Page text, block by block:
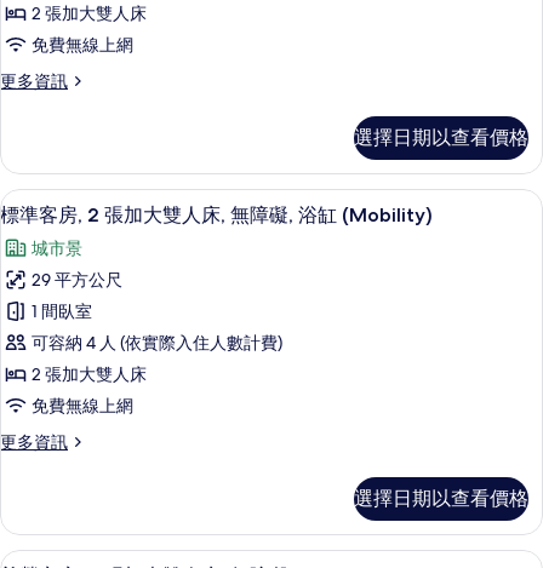
發
床
(Water
View)
所
有
相
片
張
發
View)
的
詳
情
2
張
加
雙
人
床
的
所
有
相
片
2 張加大雙人床
免費無線上網
更多資訊
更
客
房,
2
加
大
雙
人
床
的
詳
情
選擇日期以查看價格
顯
示
標
準
客
房,
2
張
加
雙
人
客房內保險箱、書桌、隔音、熨斗/熨
5
標準客房, 2 張加大雙人床, 無障礙, 浴缸 (Mobility)
城市景
29 平方公尺
1 間臥室
可容納 4 人 (依實際入住人數計費)
2 張加大雙人床
免費無線上網
更多資訊
更
客
房,
選擇日期以查看價格
客房內保險箱、書桌、隔音、熨斗/熨